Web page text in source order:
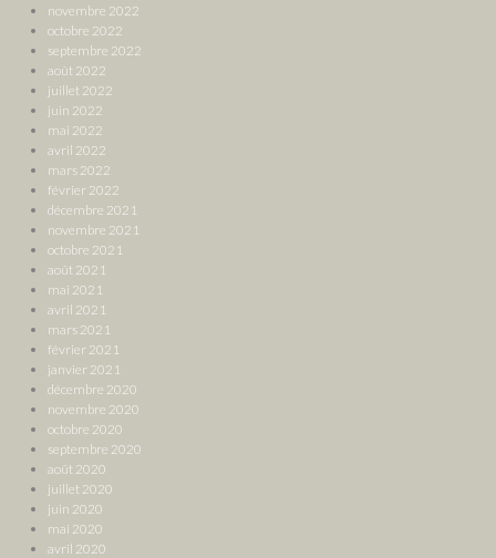
novembre 2022
octobre 2022
septembre 2022
août 2022
juillet 2022
juin 2022
mai 2022
avril 2022
mars 2022
février 2022
décembre 2021
novembre 2021
octobre 2021
août 2021
mai 2021
avril 2021
mars 2021
février 2021
janvier 2021
décembre 2020
novembre 2020
octobre 2020
septembre 2020
août 2020
juillet 2020
juin 2020
mai 2020
avril 2020